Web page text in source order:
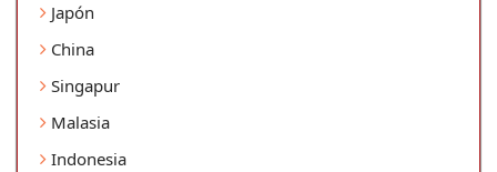
Japón
China
Singapur
Malasia
Indonesia